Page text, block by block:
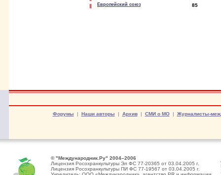
Европейский союз 85
Форумы | Наши авторы | Архив| СМИ о МО| Журналисты-
© "Международник.Ру" 2004–2006
Лицензия Росохранкультуры Эл ФС 77-20365 от 03.04.2005 г.
Лицензия Росохранкультуры ПИ ФС 77-19567 от 03.04.2005 г.